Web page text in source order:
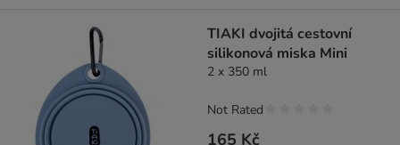
TIAKI dvojitá cestovní
silikonová miska Mini
2 x 350 ml
165 Kč
Not Rated